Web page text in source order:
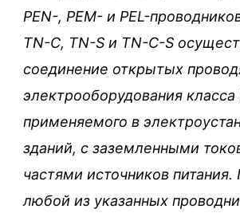
РЕN-, РЕM- и РЕL-
TN-C, TN-S и TN-C-S
соединение открытых
электрооборудования класса
применяемого в
зданий, с заземленными
частями источников питания.
любой из указанных